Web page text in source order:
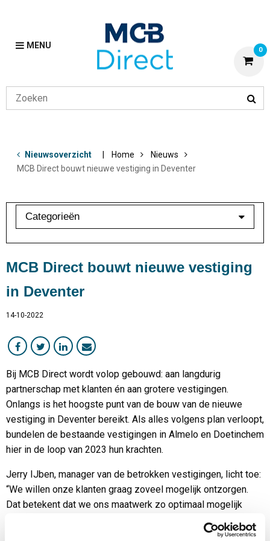
MENU 0
Nieuwsoverzicht Home
Nieuws
MCB Direct bouwt nieuwe vestiging in Deventer
Categorieën
MCB Direct bouwt nieuwe vestiging
in Deventer
14-10-2022
Bij MCB Direct wordt volop gebouwd: aan langdurig
partnerschap met klanten én aan grotere vestigingen.
Onlangs is het hoogste punt van de bouw van de nieuwe
vestiging in Deventer bereikt. Als alles volgens plan verloopt,
bundelen de bestaande vestigingen in Almelo en Doetinchem
hier in de loop van 2023 hun krachten.
Jerry IJben, manager van de betrokken vestigingen, licht toe:
“We willen onze klanten graag zoveel mogelijk ontzorgen.
Dat betekent dat we ons maatwerk zo optimaal mogelijk
laten aansluiten bij de processen van de klant. Zo leveren we
materialen op maat aan, in de gewenste hoeveelheden met